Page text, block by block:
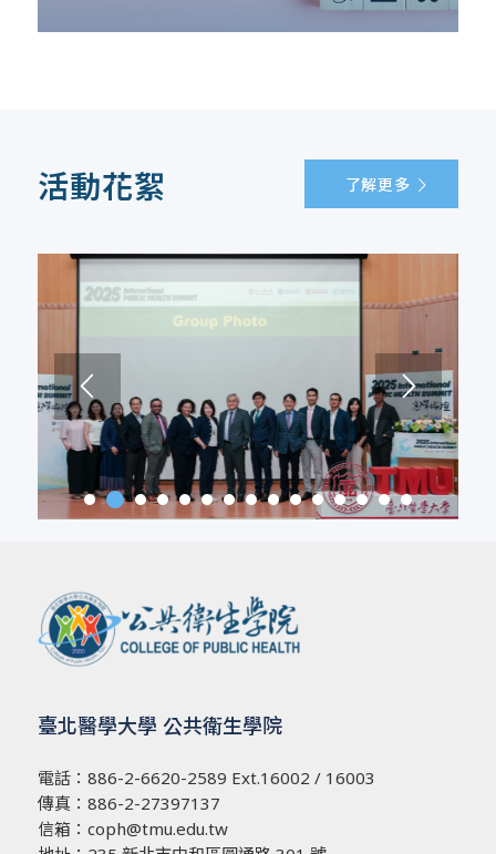
活動花絮 了解更多
1 2 3 4 5 6 7 8 9 101112
臺北醫學大學 公共衛生學院
電話： 886-2-6620-2589 Ext.16002 / 16003
傳真：886-2-27397137
信箱： coph@tmu.edu.tw